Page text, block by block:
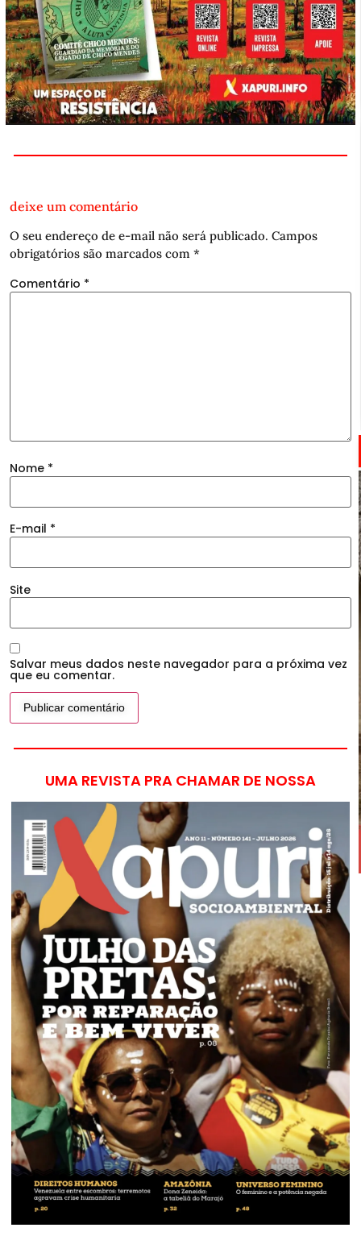
deixe um comentário
O seu endereço de e-mail não será publicado. Campos
obrigatórios são marcados com *
Comentário *
Nome *
E-mail *
Site
Salvar meus dados neste navegador para a próxima vez
que eu comentar.
UMA REVISTA PRA CHAMAR DE NOSSA